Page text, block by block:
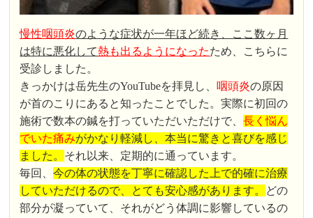
慢性咽頭炎のような症状が一年ほど続き、ここ数ヶ月
は特に悪化して熱も出るようになったため、こちらに
受診しました。
きっかけは岳先生のYouTubeを拝見し、 咽頭炎の原因
が首のこりにあると知ったことでした。実際に初回の
施術で数本の鍼を打っていただいただけで、長く悩ん
でいた痛みがかなり軽減し、本当に驚きと喜びを感じ
ました。 それ以来、定期的に通っています。
毎回、今の体の状態を丁寧に確認した上で的確に治療
していただけるので、とても安心感があります。 どの
部分が凝っていて、それがどう体調に影響しているの